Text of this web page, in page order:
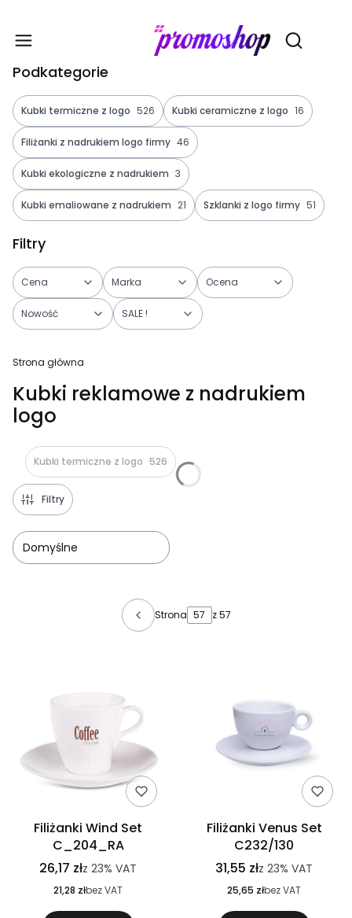
Otwórz
Podkategorie
Kubki termiczne z logo 526 Kubki ceramiczne z logo 16
Filiżanki z nadrukiem logo firmy 46
Kubki ekologiczne z nadrukiem 3
Kubki emaliowane z nadrukiem 21 Szklanki z logo firmy 51
Filtry
Cena Marka Ocena
Nowość SALE !
Strona główna
Kubki reklamowe z nadrukiem
logo
Kubki termiczne z logo 526
Filtry
Domyślne
Strona z 57
Filiżanki Wind Set
C_204_RA
26,17 złz 23% VAT
21,28 złbez VAT
Filiżanki Venus Set
C232/130
31,55 złz 23% VAT
25,65 złbez VAT